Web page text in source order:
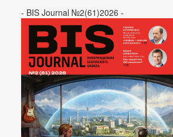
- BIS Journal №2(61)2026 -